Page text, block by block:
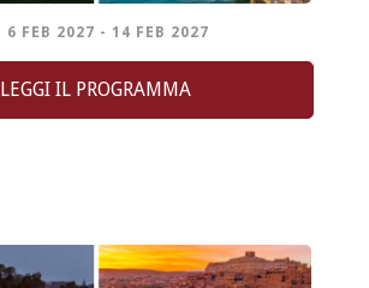
6 FEB 2027 - 14 FEB 2027
LEGGI IL PROGRAMMA